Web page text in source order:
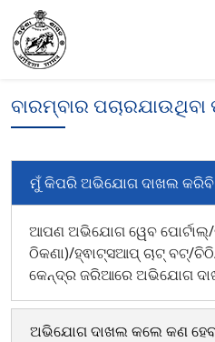
ବାରମ୍ବାର
ମୁଁ କିପରି ଅଭିଯୋଗ ଦାଖଲ କରିବି
ଆପଣ ଅଭିଯୋଗ ୱେବ
ଠିକଣା)/ହ୍ଵାଟ୍ସଆପ୍ ଚାଟ୍ ବଟ୍/
କେନ୍ଦ୍ର ଜରିଆରେ ଅଭିଯୋଗ
ଅଭିଯୋଗ ଦାଖଲ କଲେ କଣ